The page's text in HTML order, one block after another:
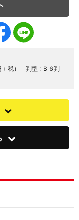
Facebook
で
ア
で
ア
税）
判型 : Ｂ６判